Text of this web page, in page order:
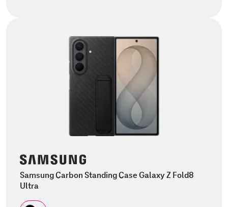
Samsung Carbon Standing Case Galaxy Z Fold8
Ultra